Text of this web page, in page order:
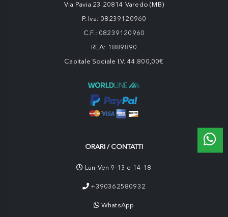
Via Pavia 23 20814 Varedo (MB)
P. Iva: 08239120960
C.F.: 08239120960
REA: 1889890
Capitale Sociale I.V. 44.800,00€
ORARI / CONTATTI
Lun-Ven 9-13 e 14-18
+390362580932
WhatsApp